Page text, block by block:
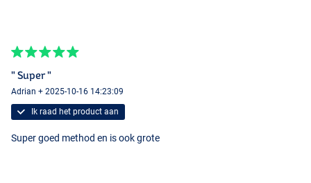
" Super "
Adrian + 2025-10-16 14:23:09
Ik raad het product aan
Super goed method en is ook grote